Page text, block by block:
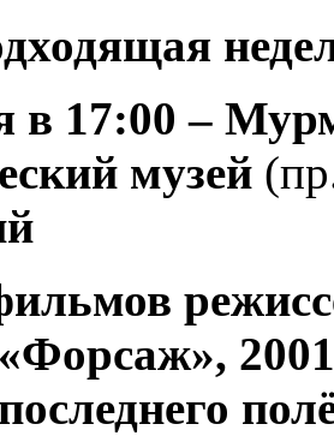
в 17:00 –
музей